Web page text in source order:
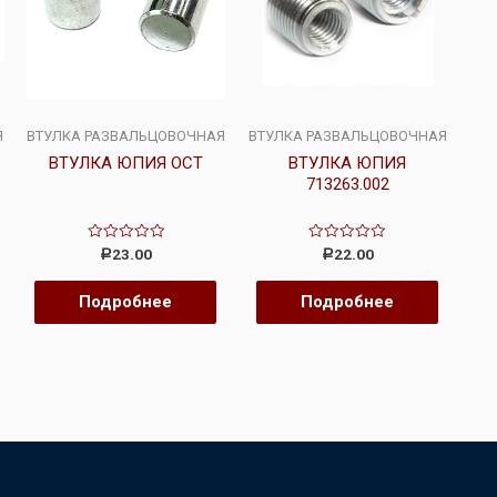
ВТУЛКА РАЗВАЛЬЦОВОЧНАЯ
ВТУЛКА ЮПИЯ ОСТ
Оценка
из
Р23.00
Подробнее
ВТУЛКА РАЗВАЛЬЦОВОЧНАЯ
ВТУЛКА ЮПИЯ
713263.002
Оценка
из
Р22.00
Подробнее